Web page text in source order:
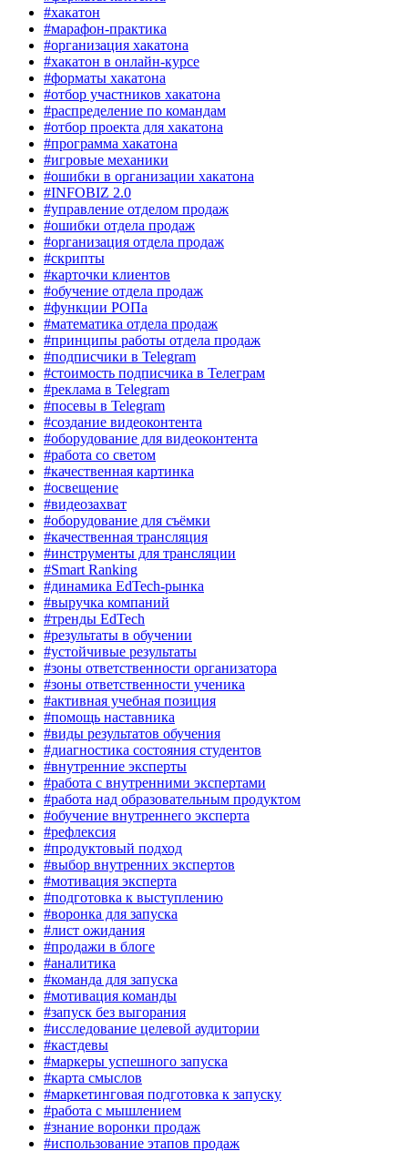
#хакатон
#марафон-практика
#организация хакатона
#хакатон в онлайн-курсе
#форматы хакатона
#отбор участников хакатона
#распределение по командам
#отбор проекта для хакатона
#программа хакатона
#игровые механики
#ошибки в организации хакатона
#INFOBIZ 2.0
#управление отделом продаж
#ошибки отдела продаж
#организация отдела продаж
#скрипты
#карточки клиентов
#обучение отдела продаж
#функции РОПа
#математика отдела продаж
#принципы работы отдела продаж
#подписчики в Telegram
#стоимость подписчика в Телеграм
#реклама в Telegram
#посевы в Telegram
#создание видеоконтента
#оборудование для видеоконтента
#работа со светом
#качественная картинка
#освещение
#видеозахват
#оборудование для съёмки
#качественная трансляция
#инструменты для трансляции
#Smart Ranking
#динамика EdTech-рынка
#выручка компаний
#тренды EdTech
#результаты в обучении
#устойчивые результаты
#зоны ответственности организатора
#зоны ответственности ученика
#активная учебная позиция
#помощь наставника
#виды результатов обучения
#диагностика состояния студентов
#внутренние эксперты
#работа с внутренними экспертами
#работа над образовательным продуктом
#обучение внутреннего эксперта
#рефлексия
#продуктовый подход
#выбор внутренних экспертов
#мотивация эксперта
#подготовка к выступлению
#воронка для запуска
#лист ожидания
#продажи в блоге
#аналитика
#команда для запуска
#мотивация команды
#запуск без выгорания
#исследование целевой аудитории
#кастдевы
#маркеры успешного запуска
#карта смыслов
#маркетинговая подготовка к запуску
#работа с мышлением
#знание воронки продаж
#использование этапов продаж